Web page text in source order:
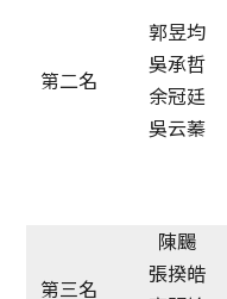
第二名
郭昱均
吳承哲
余冠廷
吳云蓁
第三名
陳颺
張揆皓